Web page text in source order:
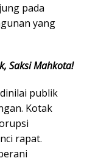
pada
yang
Saksi Mahkota!
publik
Kotak
rapat.